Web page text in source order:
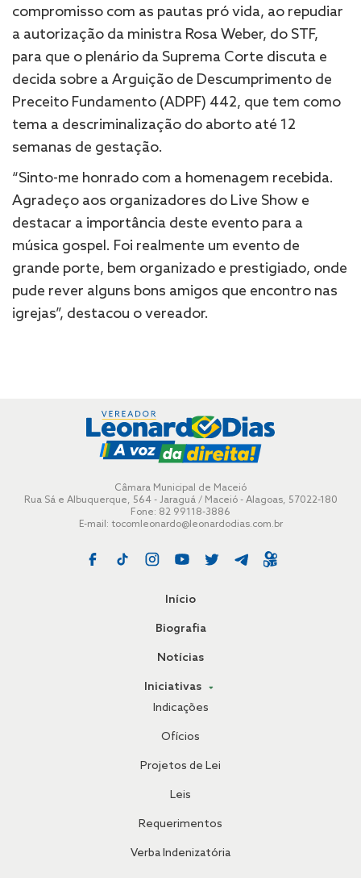
compromisso com as pautas pró vida, ao repudiar
a autorização da ministra Rosa Weber, do STF,
para que o plenário da Suprema Corte discuta e
decida sobre a Arguição de Descumprimento de
Preceito Fundamento (ADPF) 442, que tem como
tema a descriminalização do aborto até 12
semanas de gestação.
“Sinto-me honrado com a homenagem recebida.
Agradeço aos organizadores do Live Show e
destacar a importância deste evento para a
música gospel. Foi realmente um evento de
grande porte, bem organizado e prestigiado, onde
pude rever alguns bons amigos que encontro nas
igrejas”, destacou o vereador.
Câmara Municipal de Maceió
Rua Sá e Albuquerque, 564 - Jaraguá / Maceió - Alagoas, 57022-180
Fone: 82 99118-3886
E-mail: tocomleonardo@leonardodias.com.br
Início
Biografia
Notícias
Iniciativas
Indicações
Ofícios
Projetos de Lei
Leis
Requerimentos
Verba Indenizatória